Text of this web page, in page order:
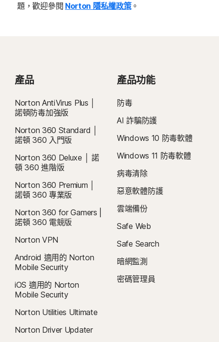
題，歡迎參閱 Norton 隱私權政策。
產品
Norton AntiVirus Plus │
諾頓防毒加強版
Norton 360 Standard │
諾頓 360 入門版
Norton 360 Deluxe │ 諾
頓 360 進階版
Norton 360 Premium │
諾頓 360 專業版
Norton 360 for Gamers |
諾頓 360 電競版
Norton VPN
Android 適用的 Norton
Mobile Security
iOS 適用的 Norton
Mobile Security
Norton Utilities Ultimate
Norton Driver Updater
產品功能
防毒
AI 詐騙防護
Windows 10 防毒軟體
Windows 11 防毒軟體
病毒清除
惡意軟體防護
雲端備份
Safe Web
Safe Search
暗網監測
密碼管理員